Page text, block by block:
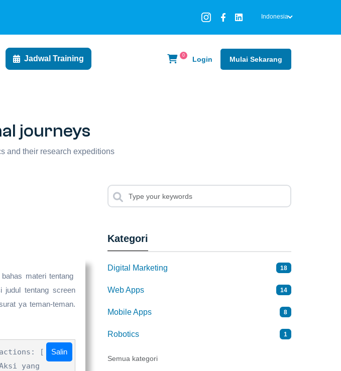
Indonesia
Jadwal Training 0 Login Mulai Sekarang
journeys
and their research expeditions
materi tentang
judul tentang screen
ya teman-teman.
[
yang
Salin
Kategori
Digital Marketing 18
Web Apps 14
Mobile Apps 8
Robotics 1
Semua kategori